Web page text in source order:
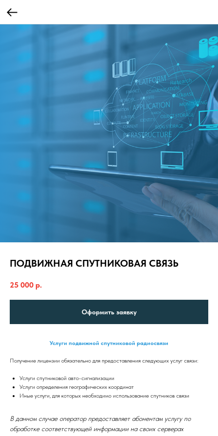
ПОДВИЖНАЯ СПУТНИКОВАЯ СВЯЗЬ
25 000 р.
Оформить заявку
Услуги подвижной спутниковой радиосвязи
Получение лицензии обязательно для предоставления следующих услуг связи:
Услуги спутниковой авто-сигнализации
Услуги определения географических координат
Иные услуги, для которых необходимо использование спутников связи
В данном случае оператор предоставляет абонентам услугу по
обработке соответствующей информации на своих серверах